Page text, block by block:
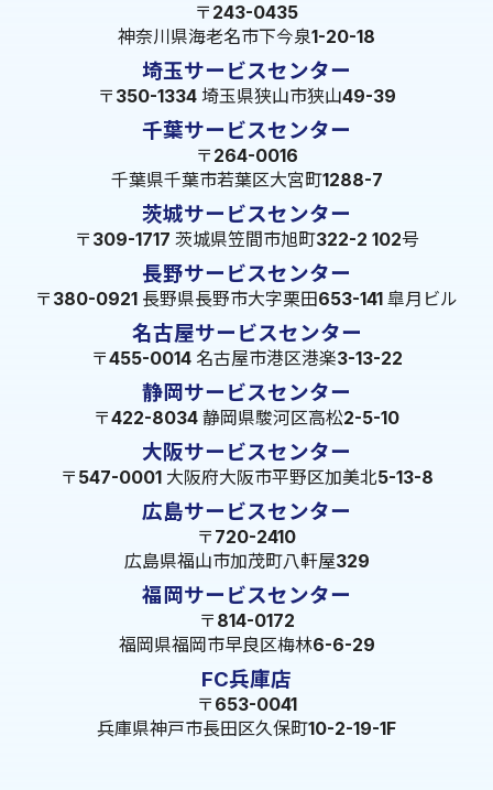
〒243-0435
神奈川県海老名市下今泉1-20-18
埼玉サービスセンター
〒350-1334 埼玉県狭山市狭山49-39
千葉サービスセンター
〒264-0016
千葉県千葉市若葉区大宮町1288-7
茨城サービスセンター
〒309-1717 茨城県笠間市旭町322-2 102号
長野サービスセンター
〒380-0921 長野県長野市大字栗田653-141 皐月ビル
名古屋サービスセンター
〒455-0014 名古屋市港区港楽3-13-22
静岡サービスセンター
〒422-8034 静岡県駿河区高松2-5-10
大阪サービスセンター
〒547-0001 大阪府大阪市平野区加美北5-13-8
広島サービスセンター
〒720-2410
広島県福山市加茂町八軒屋329
福岡サービスセンター
〒814-0172
福岡県福岡市早良区梅林6-6-29
FC兵庫店
〒653-0041
兵庫県神戸市長田区久保町10-2-19-1F